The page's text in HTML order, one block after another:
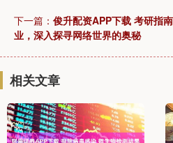
下一篇： 俊升配资APP下载 考研指
业，深入探寻网络世界的奥秘
相关文章